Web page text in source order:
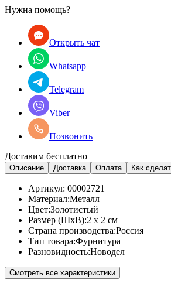
Нужна помощь?
Открыть чат
Whatsapp
Telegram
Viber
Позвонить
Доставим бесплатно
Описание Доставка Оплата Как
Артикул: 00002721
Материал:Металл
Цвет:Золотистый
Размер (ШхВ):2 x 2 см
Страна производства:Россия
Тип товара:Фурнитура
Разновидность:Новодел
Смотреть все характеристики